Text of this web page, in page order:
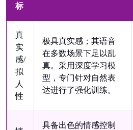
标
真
实
感/
拟
人
性
极具真实感；其语音
在多数场景下足以乱
真。采用深度学习模
型，专门针对自然表
达进行了强化训练。
具备出色的情感控制